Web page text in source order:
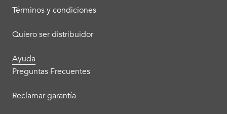
Términos y condiciones
Quiero ser distribuidor
Ayuda
Preguntas Frecuentes
Reclamar garantía